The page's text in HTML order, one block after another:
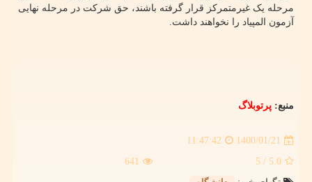
مرحله یک غیرمتمرکز قرار گرفته باشند، حق شرکت در مرحله نهایی
آزمون المپیاد را نخواهند داشت.
منبع: پرتوبلاگ
1400/01/21
11:47:42
5.0
/ 5
641